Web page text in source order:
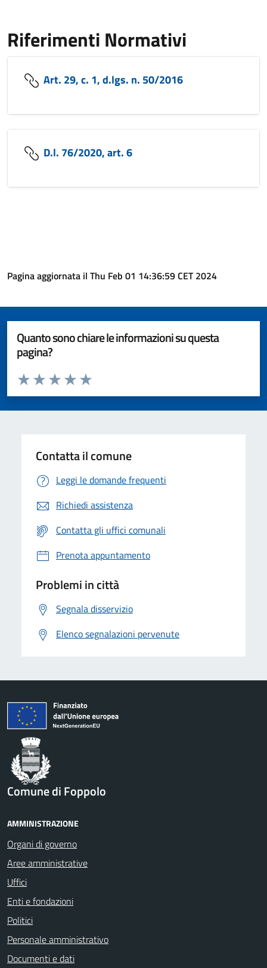
Riferimenti Normativi
Art. 29, c. 1, d.lgs. n. 50/2016
D.l. 76/2020, art. 6
Pagina aggiornata il Thu Feb 01 14:36:59 CET 2024
Quanto sono chiare le informazioni su questa
pagina?
Valuta da 1 a 5 stelle la pagina
Valuta 5 stelle su 5
Valuta 4 stelle su 5
Valuta 3 stelle su 5
Valuta 2 stelle su 5
Valuta 1 stelle su 5
Contatta il comune
Leggi le domande frequenti
Richiedi assistenza
Contatta gli uffici comunali
Prenota appuntamento
Problemi in città
Segnala disservizio
Elenco segnalazioni pervenute
Comune di Foppolo
AMMINISTRAZIONE
Organi di governo
Aree amministrative
Uffici
Enti e fondazioni
Politici
Personale amministrativo
Documenti e dati